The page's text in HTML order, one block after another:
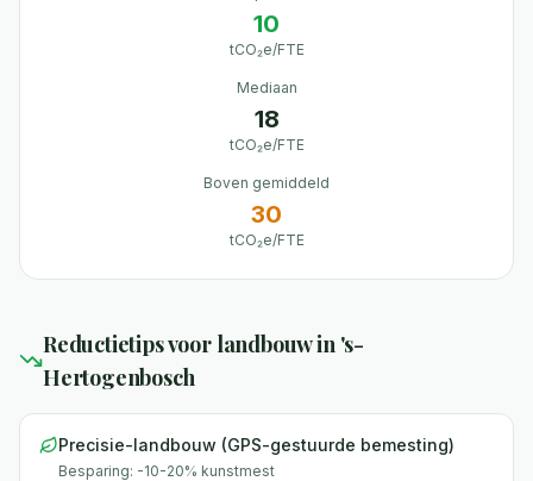
10
tCO₂e/FTE
Mediaan
18
tCO₂e/FTE
Boven gemiddeld
30
tCO₂e/FTE
Reductietips voor landbouwin 's-
Hertogenbosch
Precisie-landbouw (GPS-gestuurde bemesting)
Besparing: -10-20% kunstmest